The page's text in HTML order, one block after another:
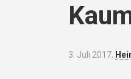
3. Juli 2017,